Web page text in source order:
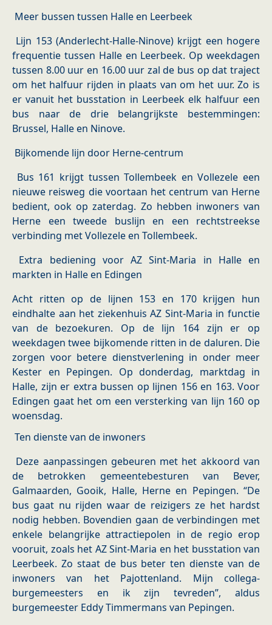
Meer bussen tussen Halle en Leerbeek
Lijn 153 (Anderlecht-Halle-Ninove) krijgt een hogere
frequentie tussen Halle en Leerbeek. Op weekdagen
tussen 8.00 uur en 16.00 uur zal de bus op dat traject
om het halfuur rijden in plaats van om het uur. Zo is
er vanuit het busstation in Leerbeek elk halfuur een
bus naar de drie belangrijkste bestemmingen:
Brussel, Halle en Ninove.
Bijkomende lijn door Herne-centrum
Bus 161 krijgt tussen Tollembeek en Vollezele een
nieuwe reisweg die voortaan het centrum van Herne
bedient, ook op zaterdag. Zo hebben inwoners van
Herne een tweede buslijn en een rechtstreekse
verbinding met Vollezele en Tollembeek.
Extra bediening voor AZ Sint-Maria in Halle en
markten in Halle en Edingen
Acht ritten op de lijnen 153 en 170 krijgen hun
eindhalte aan het ziekenhuis AZ Sint-Maria in functie
van de bezoekuren. Op de lijn 164 zijn er op
weekdagen twee bijkomende ritten in de daluren. Die
zorgen voor betere dienstverlening in onder meer
Kester en Pepingen. Op donderdag, marktdag in
Halle, zijn er extra bussen op lijnen 156 en 163. Voor
Edingen gaat het om een versterking van lijn 160 op
woensdag.
Ten dienste van de inwoners
Deze aanpassingen gebeuren met het akkoord van
de betrokken gemeentebesturen van Bever,
Galmaarden, Gooik, Halle, Herne en Pepingen. “De
bus gaat nu rijden waar de reizigers ze het hardst
nodig hebben. Bovendien gaan de verbindingen met
enkele belangrijke attractiepolen in de regio erop
vooruit, zoals het AZ Sint-Maria en het busstation van
Leerbeek. Zo staat de bus beter ten dienste van de
inwoners van het Pajottenland. Mijn collega-
burgemeesters en ik zijn tevreden”, aldus
burgemeester Eddy Timmermans van Pepingen.